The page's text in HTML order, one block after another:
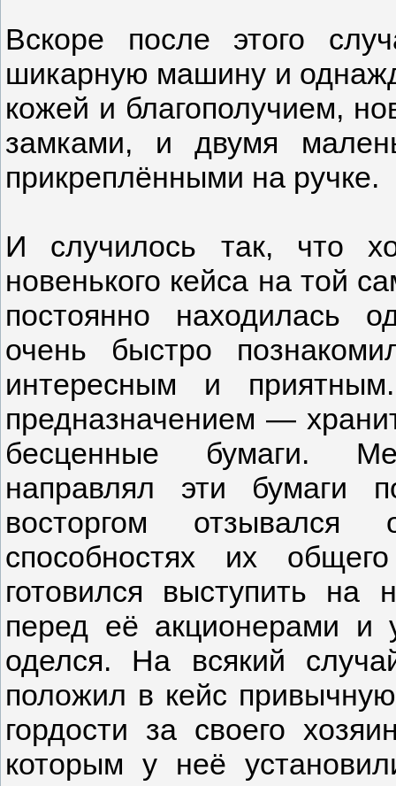
Вскоре после этого
шикарную машину и
кожей и благополучием,
замками, и двумя
прикреплёнными на ручке.
И случилось так, что
новенького кейса на той
постоянно находилась
очень быстро
интересным и
предназначением —
бесценные бумаги.
направлял эти бумаги
восторгом
способностях их
готовился выступить на
перед её акционерами и
оделся. На всякий
положил в кейс
гордости за своего
которым у неё